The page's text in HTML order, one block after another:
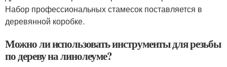
Набор профессиональных стамесок поставляется в
деревянной коробке.
Можно ли использовать инструменты для резьбы
по дереву на линолеуме?